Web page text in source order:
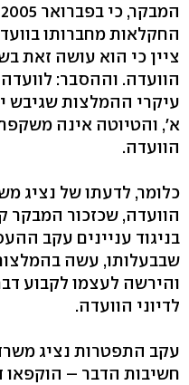
החקלאות מחברותו
ציין כי הוא עושה זאת
הוועדה. וההסבר:
עיקרי ההמלצות שגיבש
א', והטיוטה אינה
הוועדה.
כלומר, לדעתו של נציג
הוועדה, שכזכור המבקר
בניגוד עניינים עקב
שבבעלותו, עשה
והירשה לעצמו לקבוע
לדיוני הוועדה.
עקב התפטרות נציג
חשיבות הדבר – הוקפאו